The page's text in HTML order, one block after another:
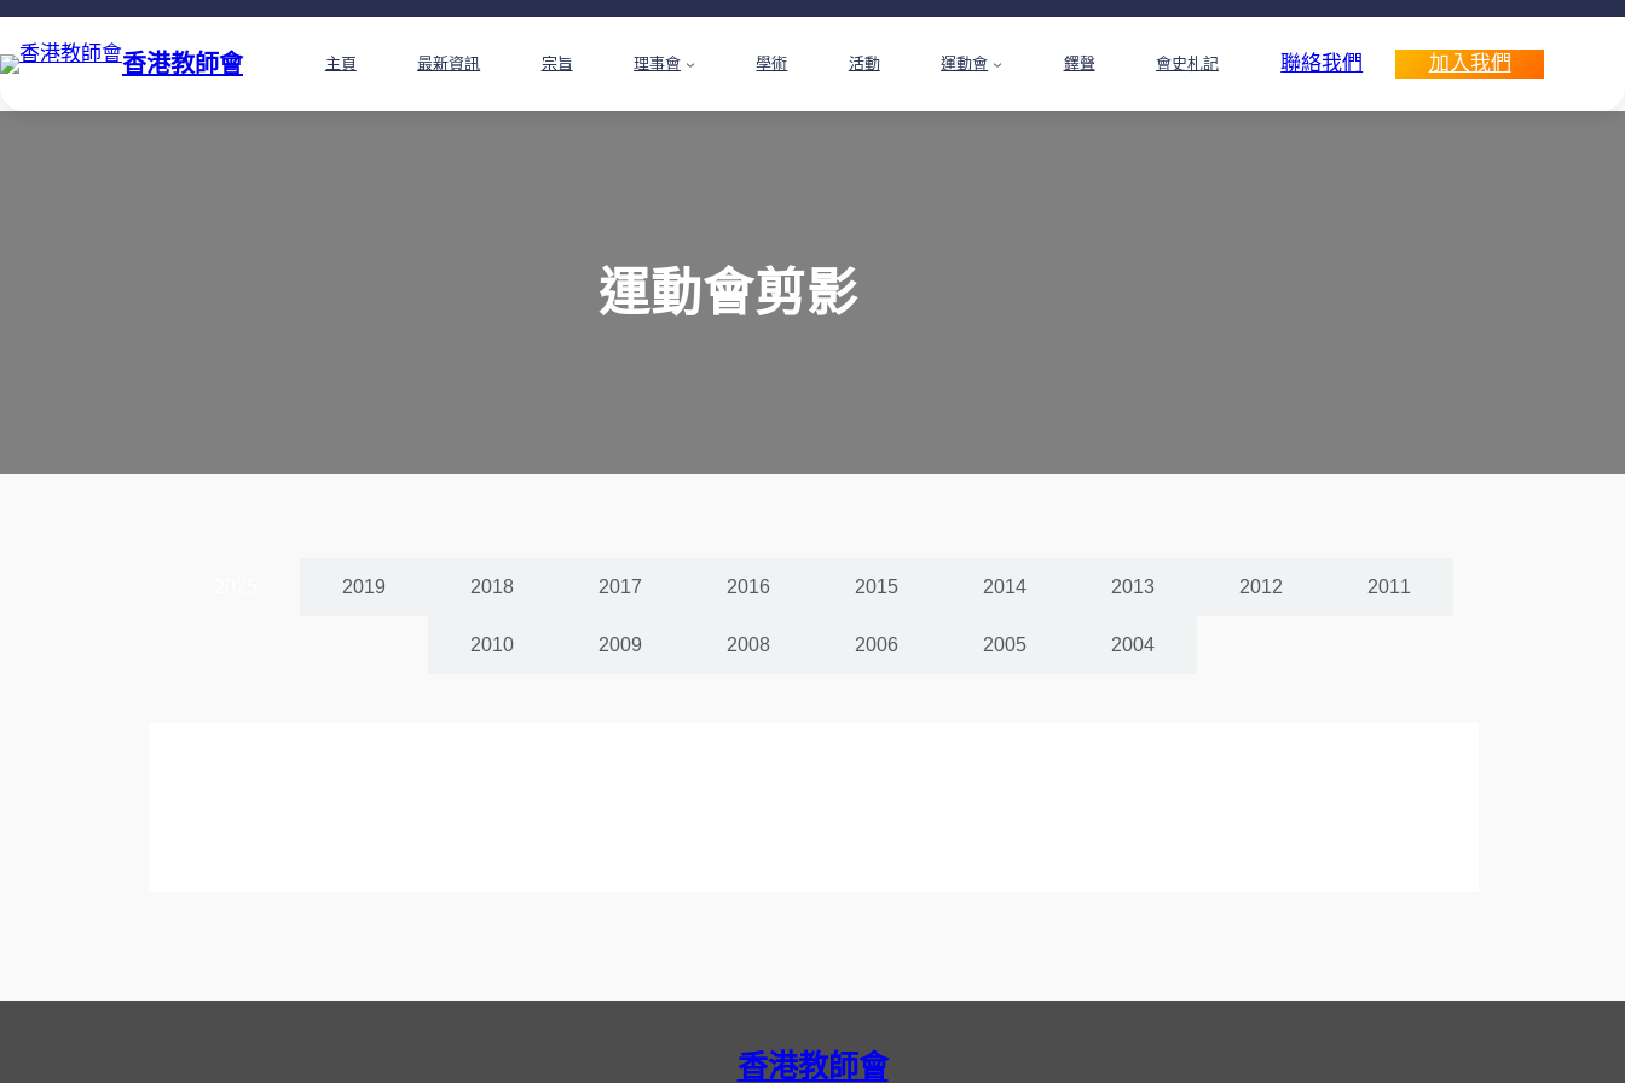
香港教師會 主頁 最新資訊 宗旨 理事會 學術 活動 運動會 鐸聲 會史札記 聯絡我們 加入我們
運動會剪影
2019 2018 2017 2016 2015 2014 2013 2012 2011
2010 2009 2008 2006 2005 2004
香港教師會